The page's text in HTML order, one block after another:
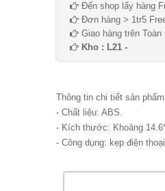
Đến shop lấy hàng
Đơn hàng > 1tr5
Giao hàng trên Toàn
Kho : L21 -
Thông tin chi tiết sản
- Chất liệu: ABS.
- Kích thước: Khoảng
- Công dụng: kẹp điện